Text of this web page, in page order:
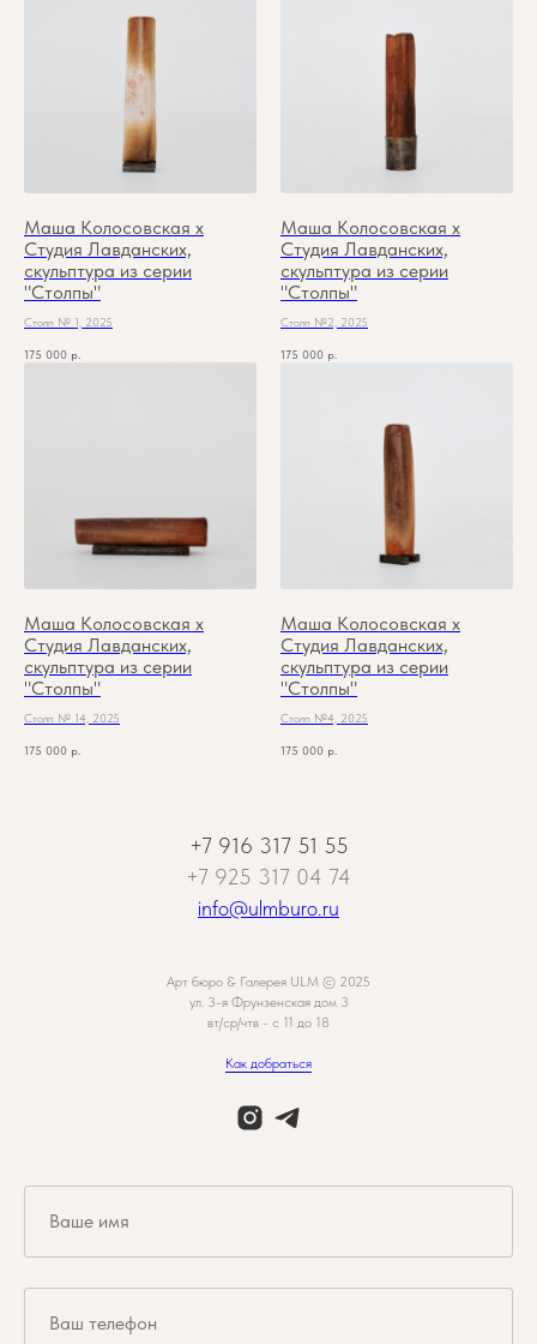
Маша Колосовская х
Студия Лавданских,
скульптура из серии
"Столпы"
Столп № 1, 2025
175 000 р.
Маша Колосовская х
Студия Лавданских,
скульптура из серии
"Столпы"
Столп №2, 2025
175 000 р.
Маша Колосовская х
Студия Лавданских,
скульптура из серии
"Столпы"
Столп № 14, 2025
175 000 р.
Маша Колосовская х
Студия Лавданских,
скульптура из серии
"Столпы"
Столп №4, 2025
175 000 р.
+7 916 317 51 55
+7 925 317 04 74
info@ulmburo.ru
Арт бюро & Галерея ULM © 2025
ул. 3-я Фрунзенская дом 3
вт/ср/чтв - c 11 до 18
Как добраться